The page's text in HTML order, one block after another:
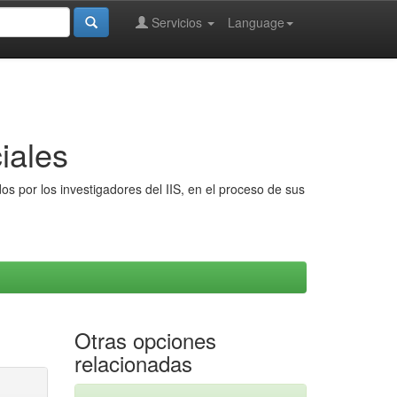
Language
Servicios
por los investigadores del IIS, en el proceso de sus
Otras opciones
relacionadas